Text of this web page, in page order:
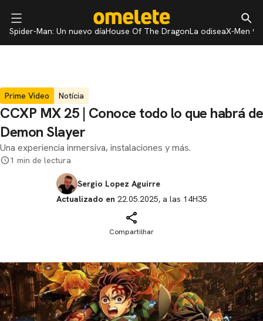
Spider-Man: Un nuevo díaHouse Of The DragonLa odiseaX-Men 97
Prime Video Notícia
CCXP MX 25 | Conoce todo lo que habrá de
Demon Slayer
Una experiencia inmersiva, instalaciones y más.
1 min de lectura
Sergio Lopez Aguirre
Actualizado en 22.05.2025, a las 14H35
Compartilhar